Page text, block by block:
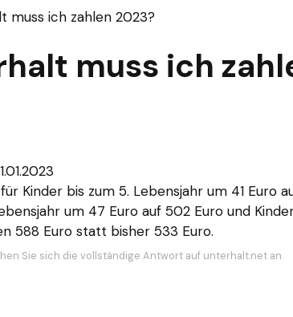
muss ich zahlen 2023?
muss ich
Kinder bis zum 5. Lebensjahr um 41 Euro
um 47 Euro auf 502 Euro und
588 Euro statt bisher 533 Euro.
Sie sich die vollständige Antwort auf unterhalt.net an